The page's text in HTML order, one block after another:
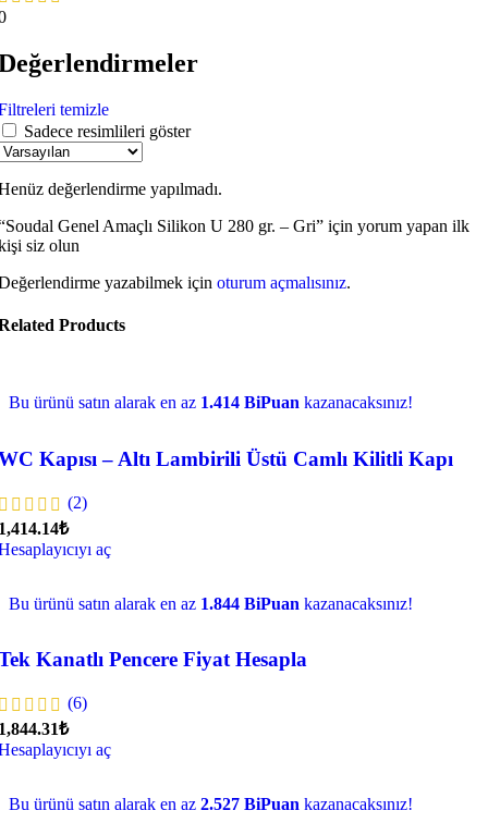
temizle
Sadece resimlileri göster
değerlendirme yapılmadı.
Genel Amaçlı Silikon U 280 gr. – Gri” için yorum yapan ilk
siz olun
yazabilmek için oturum açmalısınız.
Products
Bu ürünü satın alarak en az 1.414 BiPuan kazanacaksınız!
Kapısı – Altı Lambirili Üstü Camlı Kilitli Kapı
(2)
aç
Bu ürünü satın alarak en az 1.844 BiPuan kazanacaksınız!
Kanatlı Pencere Fiyat Hesapla
(6)
aç
Bu ürünü satın alarak en az 2.527 BiPuan kazanacaksınız!